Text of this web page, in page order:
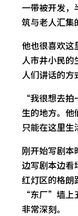
一带被开发，
筑与老人汇集
他也很喜欢这
人市井小民的
人们讲话的方
“我很想去
生的地方。他
只能在这里生
刚开始写剧本
边写剧本边看
红灯区的格
“东厂”墙上
非常深刻。